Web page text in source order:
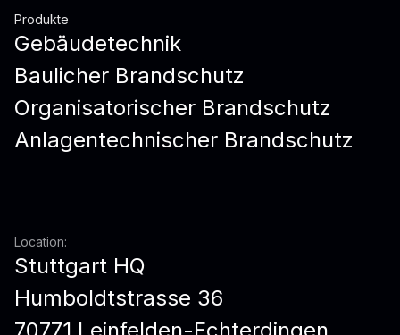
Produkte
Gebäudetechnik
Baulicher Brandschutz
Organisatorischer Brandschutz
Anlagentechnischer Brandschutz
Location:
Stuttgart HQ
Humboldtstrasse 36